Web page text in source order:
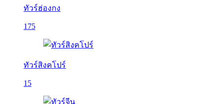
ทัวร์ฮ่องกง
175
ทัวร์สิงคโปร์
15